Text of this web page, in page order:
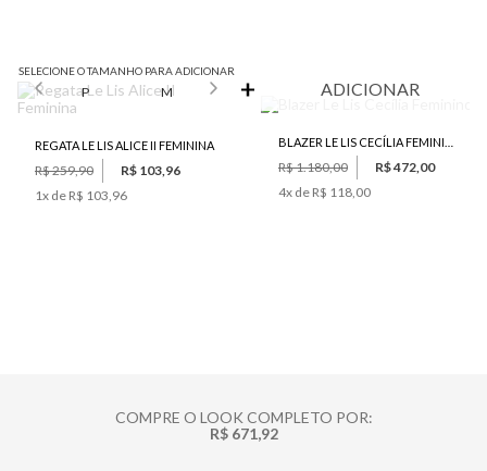
SELECIONE O TAMANHO PARA ADICIONAR
P M
REGATA LE LIS ALICE II FEMININA
R$ 259,90
R$ 103,96
1x de R$ 103,96
ADICIONAR
R$ 1.180,00
R$ 472,00
4x de R$ 118,00
COMPRE O LOOK COMPLETO POR:
R$ 671,92